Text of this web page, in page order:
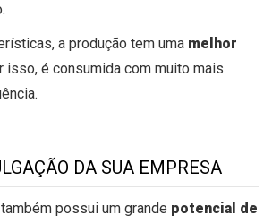
a produção tem uma melhor
isso, é consumida com muito mais
DA SUA EMPRESA
possui um grande potencial de